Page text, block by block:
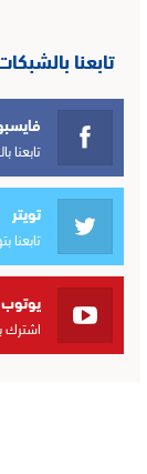
تابعنا
تابعنا
تويتر
تابعنا
يوتوب
اشترك